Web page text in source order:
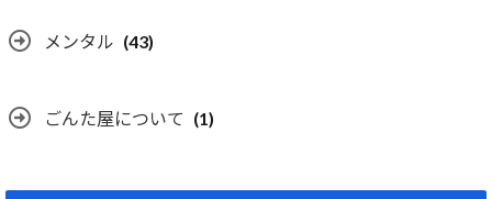
メンタル (43)
ごんた屋について (1)